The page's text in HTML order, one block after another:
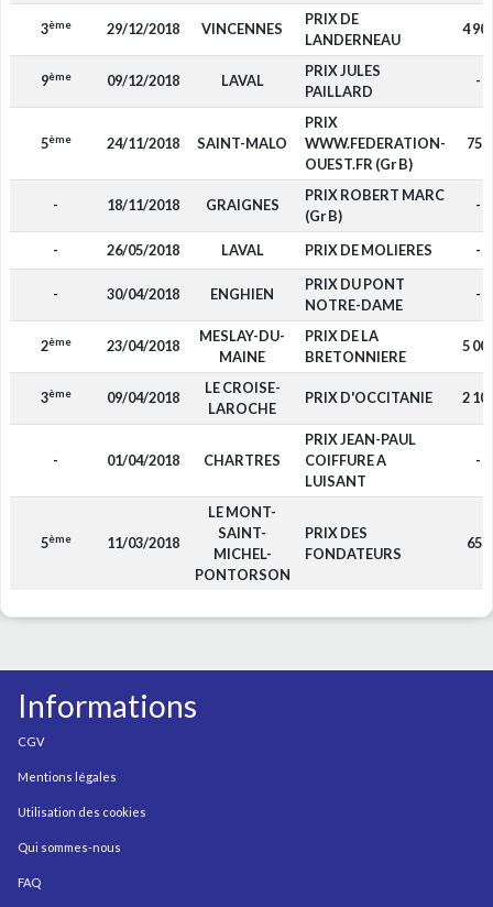
3ème 29/12/2018 VINCENNES
PRIX DE
LANDERNEAU
4
9ème 09/12/2018 LAVAL
PRIX JULES
PAILLARD
-
5ème 24/11/2018 SAINT-MALO
PRIX
WWW.FEDERATION-
OUEST.FR (Gr B)
750
- 18/11/2018 GRAIGNES
PRIX ROBERT MARC
(Gr B)
-
- 26/05/2018 LAVAL PRIX DE MOLIERES -
- 30/04/2018 ENGHIEN
PRIX DU PONT
NOTRE-DAME
-
2ème 23/04/2018
MESLAY-DU-
MAINE
PRIX DE LA
BRETONNIERE
5
3ème 09/04/2018
LE CROISE-
LAROCHE
PRIX D'OCCITANIE 2
- 01/04/2018 CHARTRES
PRIX JEAN-PAUL
COIFFURE A
LUISANT
-
5ème 11/03/2018
LE MONT-
SAINT-
MICHEL-
PONTORSON
PRIX DES
FONDATEURS
650
Informations
CGV
Mentions légales
Utilisation des cookies
Qui sommes-nous
FAQ